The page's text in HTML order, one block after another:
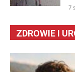
7
ZDROWIE I